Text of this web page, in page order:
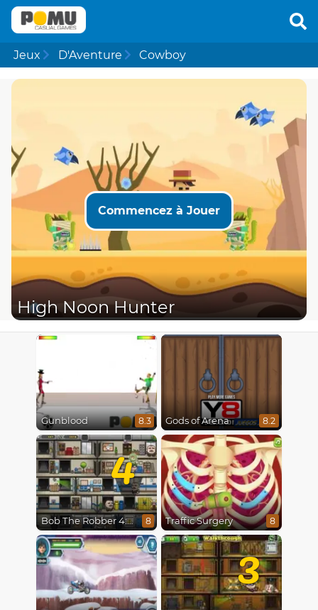
Jeux D'Aventure Cowboy
Commencez à Jouer
High Noon Hunter
Gunblood 8.3 Gods of Arena 8.2
4
Bob The Robber 4: Season 2 Russia 8 Traffic Surgery 8
3